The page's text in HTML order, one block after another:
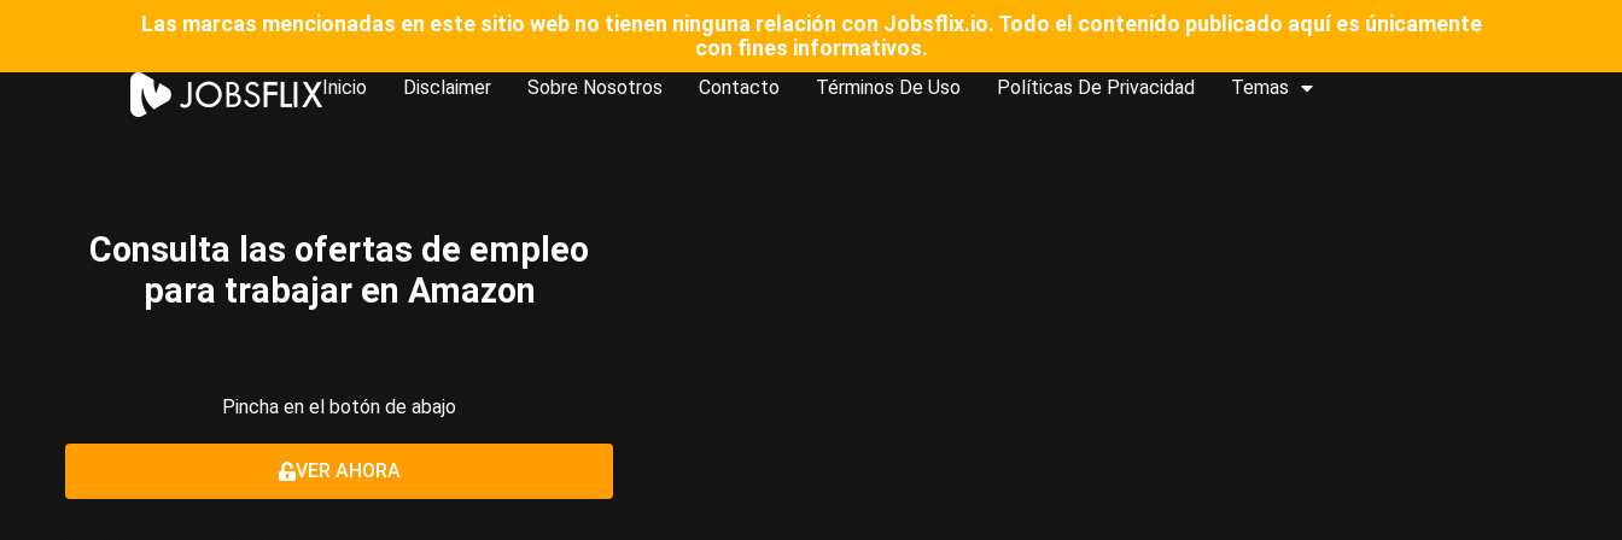
Las marcas mencionadas en este sitio web no tienen ninguna relación con Jobsflix.io. Todo el contenido publicado aquí es únicamente
con fines informativos.
Inicio Disclaimer Sobre Nosotros Contacto Términos De Uso Políticas De Privacidad Temas
⁠Consulta las ofertas de empleo
para trabajar en Amazon​
Pincha en el botón de abajo
VER AHORA